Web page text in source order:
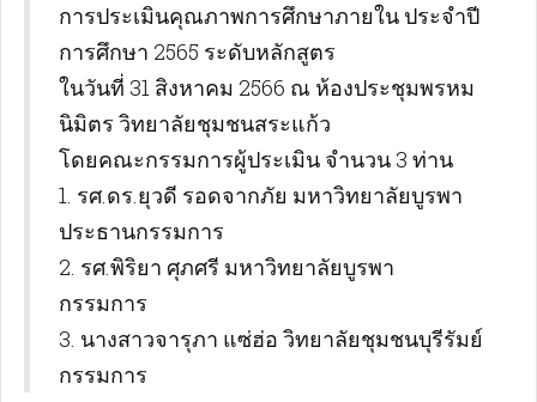
การประเมินคุณภาพการศึกษาภายใน ประจำปี
การศึกษา 2565 ระดับหลักสูตร
ในวันที่ 31 สิงหาคม 2566 ณ ห้องประชุมพรหม
นิมิตร วิทยาลัยชุมชนสระแก้ว
โดยคณะกรรมการผู้ประเมิน จำนวน 3 ท่าน
1. รศ.ดร.ยุวดี รอดจากภัย มหาวิทยาลัยบูรพา
ประธานกรรมการ
2. รศ.พิริยา ศุภศรี มหาวิทยาลัยบูรพา
กรรมการ
3. นางสาวจารุภา แซ่ฮ่อ วิทยาลัยชุมชนบุรีรัมย์
กรรมการ